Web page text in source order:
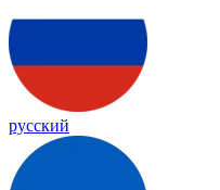
русский